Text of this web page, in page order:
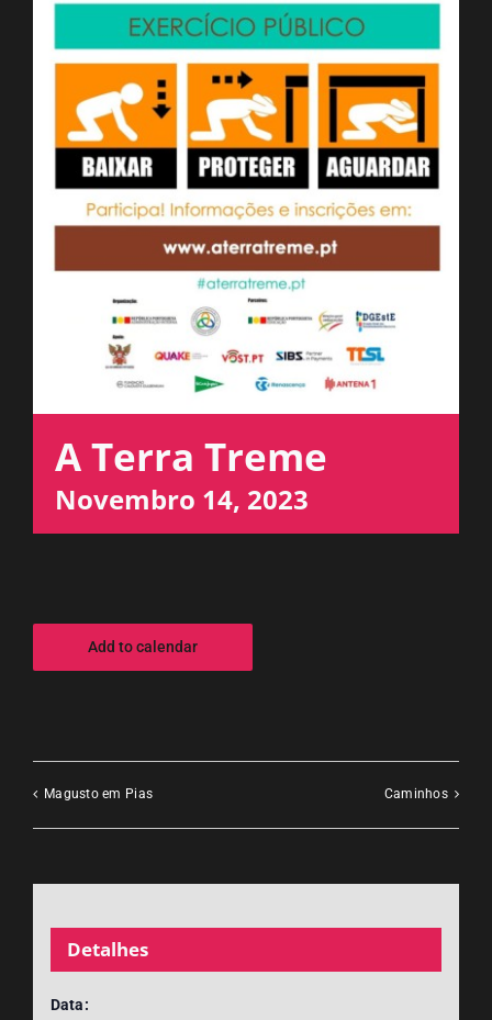
ESPAÇO OUVINTE
CONTACTOS
A Terra Treme
Novembro 14, 2023
Add to calendar
Magusto em Pias Caminhos
Detalhes
Data: